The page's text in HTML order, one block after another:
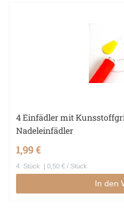
4 Einfädler mit
Nadeleinfädler
1,99 €
4 Stück | 0,50 € / Stück
In den